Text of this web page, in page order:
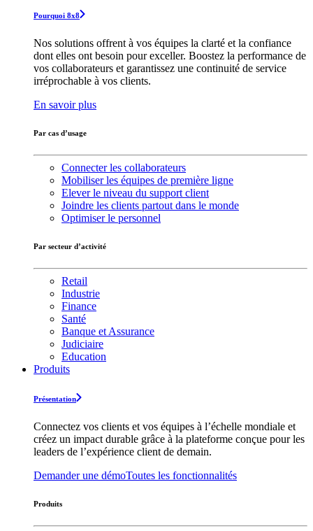
Pourquoi 8x8
Nos solutions offrent à vos équipes la clarté et la confiance
dont elles ont besoin pour exceller. Boostez la performance de
vos collaborateurs et garantissez une continuité de service
irréprochable à vos clients.
En savoir plus
Par cas d’usage
Connecter les collaborateurs
Mobiliser les équipes de première ligne
Elever le niveau du support client
Joindre les clients partout dans le monde
Optimiser le personnel
Par secteur d’activité
Retail
Industrie
Finance
Santé
Banque et Assurance
Judiciaire
Education
Produits
Présentation
Connectez vos clients et vos équipes à l’échelle mondiale et
créez un impact durable grâce à la plateforme conçue pour les
leaders de l’expérience client de demain.
Demander une démoToutes les fonctionnalités
Produits